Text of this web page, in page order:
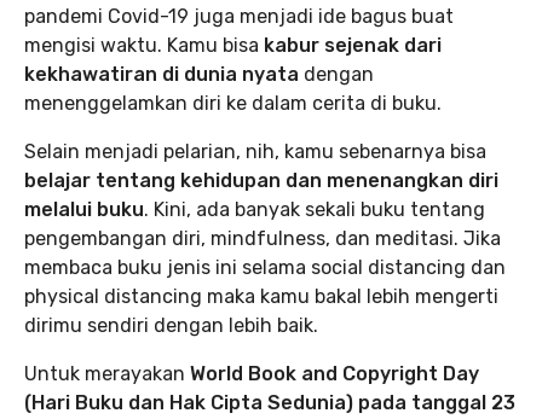
pandemi Covid-19 juga menjadi ide bagus buat
mengisi waktu. Kamu bisa kabur sejenak dari
kekhawatiran di dunia nyata dengan
menenggelamkan diri ke dalam cerita di buku.
Selain menjadi pelarian, nih, kamu sebenarnya bisa
belajar tentang kehidupan dan menenangkan diri
melalui buku. Kini, ada banyak sekali buku tentang
pengembangan diri, mindfulness, dan meditasi. Jika
membaca buku jenis ini selama social distancing dan
physical distancing maka kamu bakal lebih mengerti
dirimu sendiri dengan lebih baik.
Untuk merayakan World Book and Copyright Day
(Hari Buku dan Hak Cipta Sedunia) pada tanggal 23